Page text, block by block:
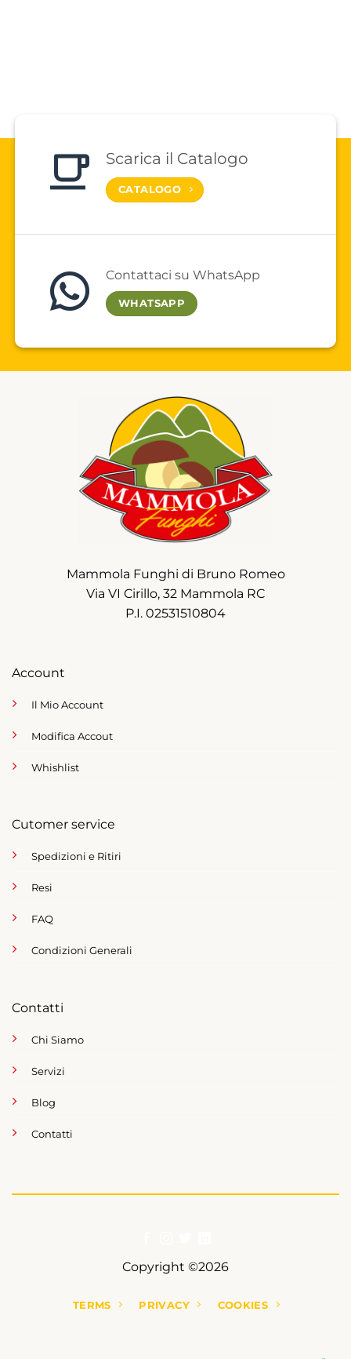
Scarica il Catalogo
CATALOGO
Contattaci su WhatsApp
WHATSAPP
Mammola Funghi di Bruno Romeo
Via VI Cirillo, 32 Mammola RC
P.I. 02531510804
Account
Il Mio Account
Modifica Accout
Whishlist
Cutomer service
Spedizioni e Ritiri
Resi
FAQ
Condizioni Generali
Contatti
Chi Siamo
Servizi
Blog
Contatti
Copyright ©2026
TERMS PRIVACY COOKIES